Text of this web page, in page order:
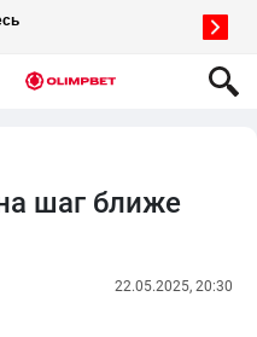
шаг ближе
22.05.2025, 20:30